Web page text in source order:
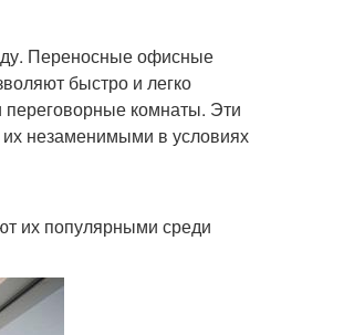
Переносные офисные
быстро и легко
переговорные комнаты. Эти
их незаменимыми в условиях
их популярными среди